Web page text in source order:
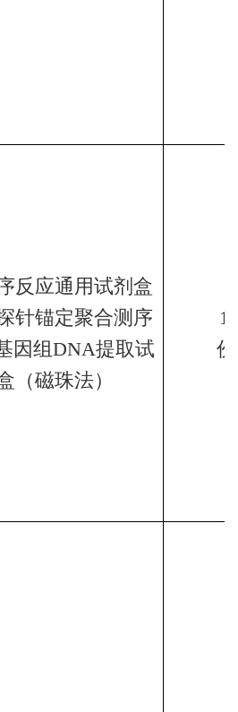
反应通用试剂盒
针锚定聚合测序
因组DNA提取试
（磁珠法）
18
份